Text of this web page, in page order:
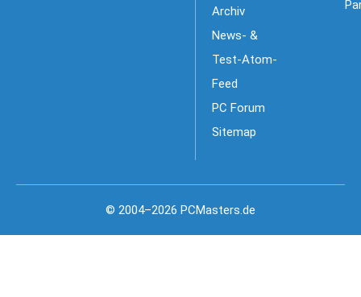
Archiv
News- &
Test-Atom-
Feed
PC Forum
Sitemap
© 2004–2026 PCMasters.de